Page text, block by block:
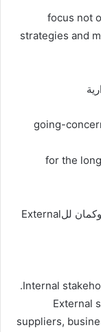
focus not
strategies and
going-
for the
يبقى القيمة هتزيد على الاجل القصير والطويل وكمان للExternal
Internal
External
suppliers,